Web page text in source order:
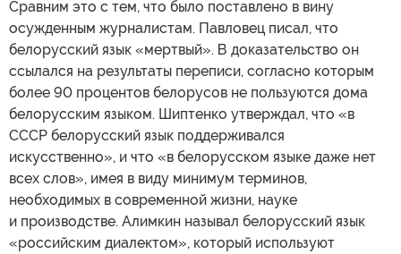
Сравним это с тем, что было поставлено в вину
осужденным журналистам. Павловец писал, что
белорусский язык «мертвый». В доказательство он
ссылался на результаты переписи, согласно которым
более 90 процентов белорусов не пользуются дома
белорусским языком. Шиптенко утверждал, что «в
СССР белорусский язык поддерживался
искусственно», и что «в белорусском языке даже нет
всех слов», имея в виду минимум терминов,
необходимых в современной жизни, науке
и производстве. Алимкин называл белорусский язык
«российским диалектом», который используют